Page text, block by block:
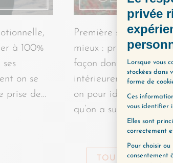
à 100%
on se
prise de…
Première stratégie pour
mieux : prêter
façon dont on se parle
intérieurement.
on pour identifier les
qu’on a sur…Lire plus
TOUS LES